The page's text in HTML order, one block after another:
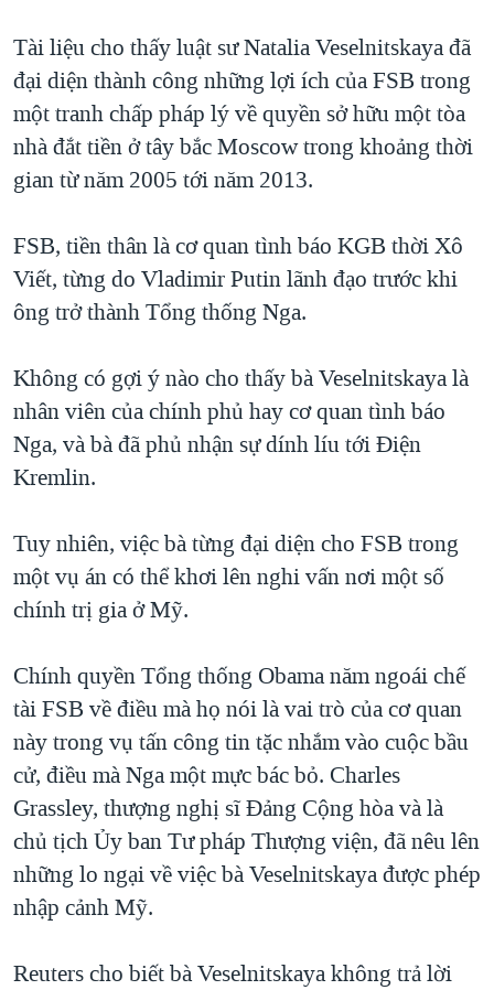
Tài liệu cho thấy luật sư Natalia Veselnitskaya đã
đại diện thành công những lợi ích của FSB trong
một tranh chấp pháp lý về quyền sở hữu một tòa
nhà đắt tiền ở tây bắc Moscow trong khoảng thời
gian từ năm 2005 tới năm 2013.
FSB, tiền thân là cơ quan tình báo KGB thời Xô
Viết, từng do Vladimir Putin lãnh đạo trước khi
ông trở thành Tổng thống Nga.
Không có gợi ý nào cho thấy bà Veselnitskaya là
nhân viên của chính phủ hay cơ quan tình báo
Nga, và bà đã phủ nhận sự dính líu tới Điện
Kremlin.
Tuy nhiên, việc bà từng đại diện cho FSB trong
một vụ án có thể khơi lên nghi vấn nơi một số
chính trị gia ở Mỹ.
Chính quyền Tổng thống Obama năm ngoái chế
tài FSB về điều mà họ nói là vai trò của cơ quan
này trong vụ tấn công tin tặc nhắm vào cuộc bầu
cử, điều mà Nga một mực bác bỏ. Charles
Grassley, thượng nghị sĩ Đảng Cộng hòa và là
chủ tịch Ủy ban Tư pháp Thượng viện, đã nêu lên
những lo ngại về việc bà Veselnitskaya được phép
nhập cảnh Mỹ.
Reuters cho biết bà Veselnitskaya không trả lời